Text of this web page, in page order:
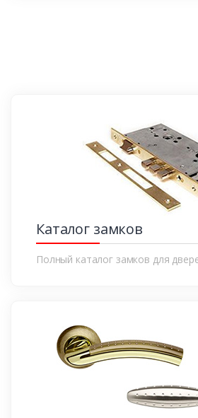
Каталог замков
Полный каталог замков для